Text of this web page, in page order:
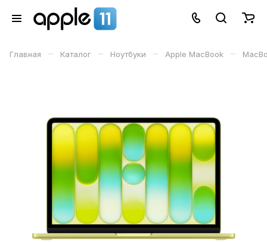
Главная – Каталог – Ноутбуки – Apple MacBook –